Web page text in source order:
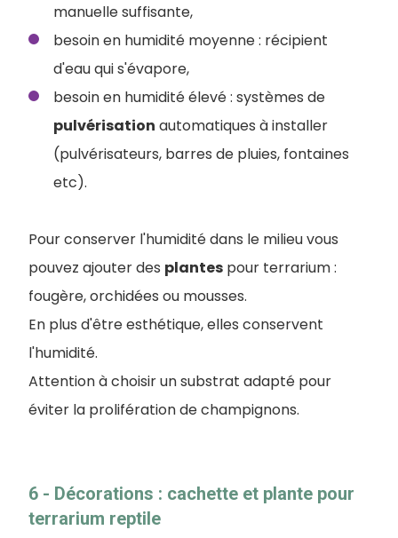
manuelle suffisante,
besoin en humidité moyenne : récipient
d'eau qui s'évapore,
besoin en humidité élevé : systèmes de
pulvérisation automatiques à installer
(pulvérisateurs, barres de pluies, fontaines
etc).
Pour conserver l'humidité dans le milieu vous
pouvez ajouter des plantes pour terrarium :
fougère, orchidées ou mousses.
En plus d'être esthétique, elles conservent
l'humidité.
Attention à choisir un substrat adapté pour
éviter la prolifération de champignons.
6 - Décorations : cachette et plante pour
terrarium reptile